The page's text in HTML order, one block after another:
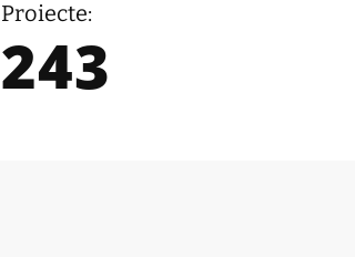
Proiecte:
243